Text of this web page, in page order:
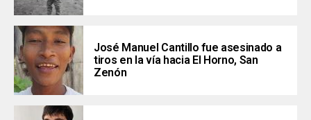
José Manuel Cantillo fue asesinado a
tiros en la vía hacia El Horno, San
Zenón